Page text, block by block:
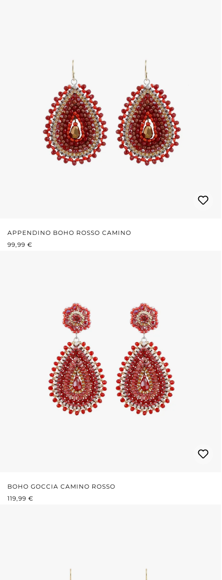
APPENDINO BOHO ROSSO CAMINO
PREZZO NORMALE:
99,99 €
BOHO GOCCIA CAMINO ROSSO
PREZZO NORMALE:
119,99 €